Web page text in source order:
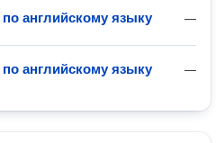
—
английскому языку
—
английскому языку